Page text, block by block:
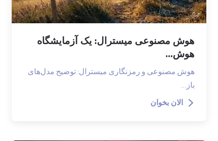
هوش مصنوعی میسترال: یک آزمایشگاه
هوش...
هوش مصنوعی و رمزنگاری میسترال: توضیح مدل‌های
باز…
الان بخوان